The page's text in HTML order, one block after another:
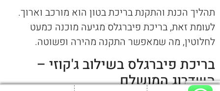
תהליך הכנת והתקנת בריכת בטון הוא מורכב וארוך.
לעומת זאת, בריכת פיברגלס מגיעה מוכנה כמעט
לחלוטין, מה שמאפשר התקנה מהירה ופשוטה.
בריכת פיברגלס בשילוב ג'קוזי –
השדרוג המושלם